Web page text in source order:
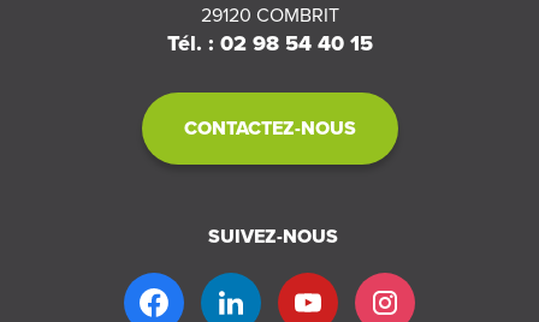
29120 COMBRIT
Tél. : 02 98 54 40 15
CONTACTEZ-NOUS
SUIVEZ-NOUS